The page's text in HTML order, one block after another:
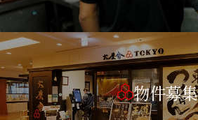
物件募集